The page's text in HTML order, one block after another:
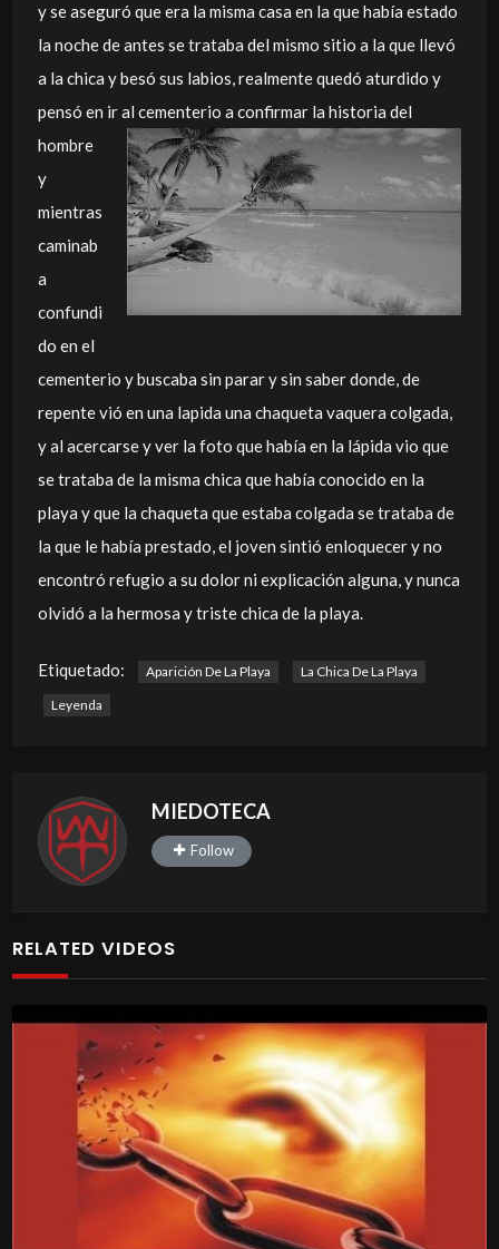
y se aseguró que era la misma casa en la que había estado
la noche de antes se trataba del mismo sitio a la que llevó
a la chica y besó sus labios, realmente quedó aturdido y
pensó en ir al cementerio a confirmar la historia del
hombre
y
mientras
caminab
a
confundi
do en el
cementerio y buscaba sin parar y sin saber donde, de
repente vió en una lapida una chaqueta vaquera colgada,
y al acercarse y ver la foto que había en la lápida vio que
se trataba de la misma chica que había conocido en la
playa y que la chaqueta que estaba colgada se trataba de
la que le había prestado, el joven sintió enloquecer y no
encontró refugio a su dolor ni explicación alguna, y nunca
olvidó a la hermosa y triste chica de la playa.
Etiquetado: Aparición De La Playa
La Chica De La Playa
Leyenda
MIEDOTECA
Follow
RELATED VIDEOS